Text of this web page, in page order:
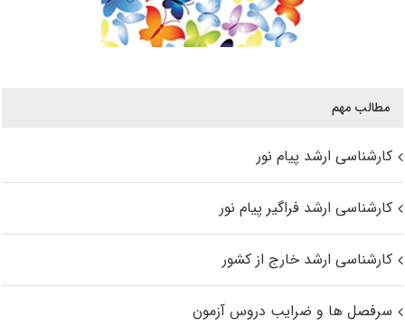
مطالب مهم
کارشناسی ارشد پیام نور
کارشناسی ارشد فراگیر پیام نور
کارشناسی ارشد خارج از کشور
سرفصل ها و ضرایب دروس آزمون